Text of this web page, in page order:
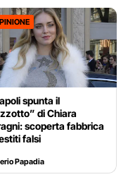
spunta il
di Chiara
scoperta fabbrica
falsi
Papadia